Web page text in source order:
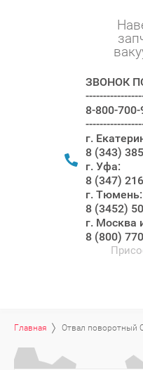
ЗВОНОК
8-800-700-
г.
8 (343)
г. Уфа:
8 (347)
г. Тюмень:
8 (3452)
г. Москва
8 (800)
Главная Отвал поворотный